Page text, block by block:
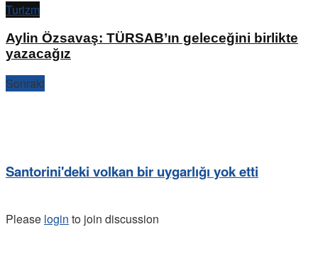
Turizm
Aylin Özsavaş: TÜRSAB’ın geleceğini birlikte
yazacağız
Sonraki
Santorini'deki volkan bir uygarlığı yok etti
Please login to join discussion